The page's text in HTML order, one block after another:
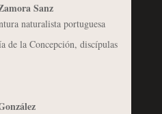
Sanz
naturalista portuguesa
de la Concepción, discípulas